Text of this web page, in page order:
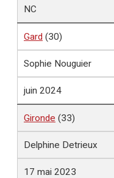
NC
Gard (30)
Sophie Nouguier
juin 2024
Gironde (33)
Delphine Detrieux
17 mai 2023